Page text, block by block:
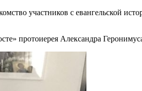
участников с евангельской
протоиерея Александра